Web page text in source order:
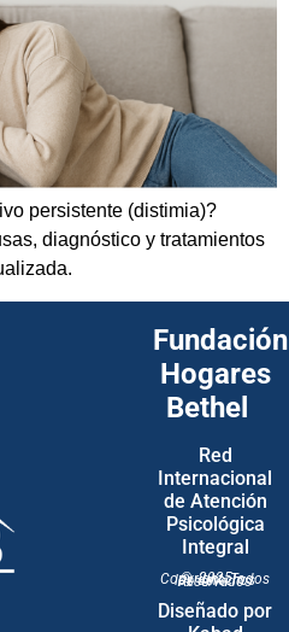
persistente (distimia)?
diagnóstico y tratamientos
Fundación
Hogares
Bethel
Red
Internacional
de Atención
Psicológica
Integral
© 2025 – Copyright. Todos los derechos Reservados
Diseñado por